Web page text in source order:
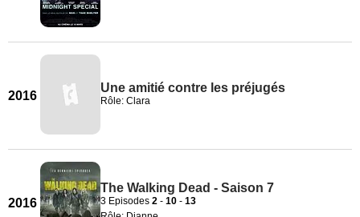
2016
Une amitié contre les préjugés
Rôle: Clara
2016
The Walking Dead - Saison 7
3 Episodes 2 - 10 - 13